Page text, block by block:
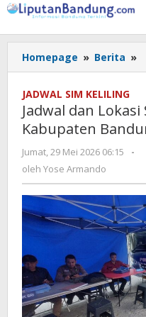
Lewati
konten
Homepage » Berita »
JADWAL SIM KELILING
Jadwal dan Lokasi
Kabupaten
Jumat, 29 Mei 2026 06:15
oleh
-
oleh Yose Armando